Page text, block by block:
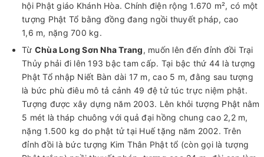
hội Phật giáo Khánh Hòa. Chính điện rộng 1.670 m², có một
tượng Phật Tổ bằng đồng đang ngồi thuyết pháp, cao
1,6 m, nặng 700 kg.
Từ Chùa Long Sơn Nha Trang, muốn lên đến đỉnh đồi Trại
Thủy phải đi lên 193 bậc tam cấp. Tại bậc thứ 44 là tượng
Phật Tổ nhập Niết Bàn dài 17 m, cao 5 m, đằng sau tượng
là bức phù điêu mô tả cảnh 49 đệ tử túc trực niệm phật.
Tượng được xây dựng năm 2003. Lên khỏi tượng Phật nằm
5 mét là tháp chuông với quả đại hồng chung cao 2,2 m,
nặng 1.500 kg do phật tử tại Huế tặng năm 2002. Trên
đỉnh đồi là bức tượng Kim Thân Phật tổ (còn gọi là tượng